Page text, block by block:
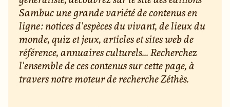
Sambuc une grande variété de contenus en
ligne : notices d'espèces du vivant, de lieux du
monde, quiz et jeux, articles et sites web de
référence, annuaires culturels... Recherchez
l'ensemble de ces contenus sur cette page, à
travers notre moteur de recherche Zéthès.